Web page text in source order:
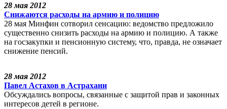
28 мая 2012
Снижаются расходы на армию и полицию
28 мая Минфин сотворил сенсацию: ведомство предложило
существенно снизить расходы на армию и полицию. А также
на госзакупки и пенсионную систему, что, правда, не означает
снижение пенсий.
28 мая 2012
Павел Астахов в Астрахани
Обсуждались вопросы, связанные с защитой прав и законных
интересов детей в регионе.